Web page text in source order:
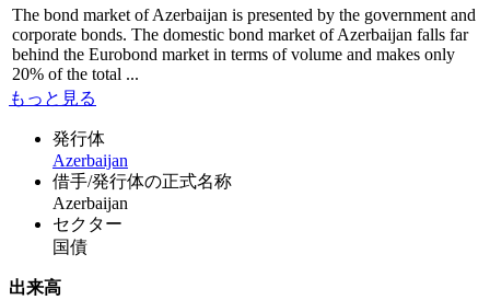
The bond market of Azerbaijan is presented by the government and
corporate bonds. The domestic bond market of Azerbaijan falls far
behind the Eurobond market in terms of volume and makes only
20% of the total ...
もっと見る
発行体
Azerbaijan
借手/発行体の正式名称
Azerbaijan
セクター
国債
出来高